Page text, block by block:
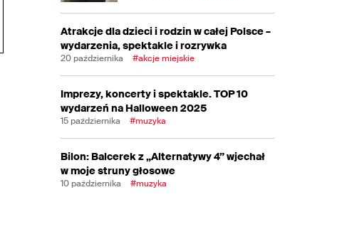
Atrakcje dla dzieci i rodzin w całej Polsce –
wydarzenia, spektakle i rozrywka
20 października #akcje miejskie
Imprezy, koncerty i spektakle. TOP 10
wydarzeń na Halloween 2025
15 października #muzyka
Bilon: Balcerek z „Alternatywy 4” wjechał
w moje struny głosowe
10 października #muzyka